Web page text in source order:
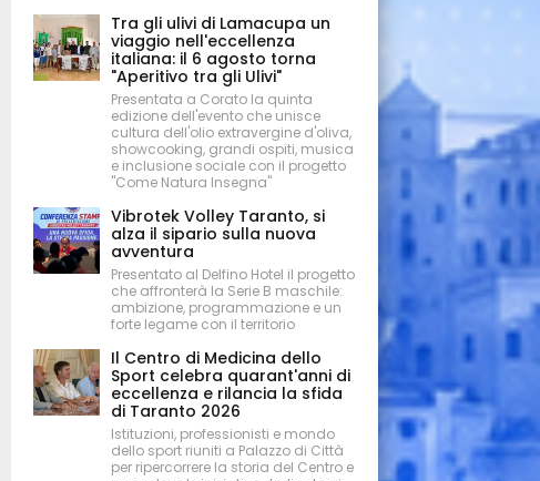
Tra gli ulivi di Lamacupa un
viaggio nell'eccellenza
italiana: il 6 agosto torna
"Aperitivo tra gli Ulivi"
Presentata a Corato la quinta
edizione dell'evento che unisce
cultura dell'olio extravergine d'oliva,
showcooking, grandi ospiti, musica
e inclusione sociale con il progetto
"Come Natura Insegna"
Vibrotek Volley Taranto, si
alza il sipario sulla nuova
avventura
Presentato al Delfino Hotel il progetto
che affronterà la Serie B maschile:
ambizione, programmazione e un
forte legame con il territorio
Il Centro di Medicina dello
Sport celebra quarant'anni di
eccellenza e rilancia la sfida
di Taranto 2026
Istituzioni, professionisti e mondo
dello sport riuniti a Palazzo di Città
per ripercorrere la storia del Centro e